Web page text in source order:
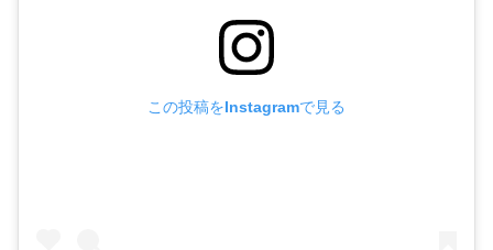
この投稿をInstagramで見る